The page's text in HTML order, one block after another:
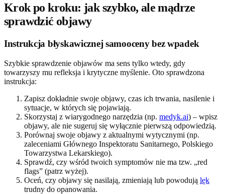
Krok po kroku: jak szybko, ale mądrze
sprawdzić objawy
Instrukcja błyskawicznej samooceny bez wpadek
Szybkie sprawdzenie objawów ma sens tylko wtedy, gdy
towarzyszy mu refleksja i krytyczne myślenie. Oto sprawdzona
instrukcja:
Zapisz dokładnie swoje objawy, czas ich trwania, nasilenie i
sytuacje, w których się pojawiają.
Skorzystaj z wiarygodnego narzędzia (np. medyk.ai) – wpisz
objawy, ale nie sugeruj się wyłącznie pierwszą odpowiedzią.
Porównaj swoje objawy z aktualnymi wytycznymi (np.
zaleceniami Głównego Inspektoratu Sanitarnego, Polskiego
Towarzystwa Lekarskiego).
Sprawdź, czy wśród twoich symptomów nie ma tzw. „red
flags” (patrz wyżej).
Oceń, czy objawy się nasilają, zmieniają lub powodują lęk
trudny do opanowania.